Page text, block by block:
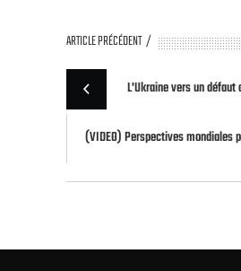
ARTICLE PRÉCÉDENT
L'Ukraine vers un défaut
(VIDEO) Perspectives mondiales